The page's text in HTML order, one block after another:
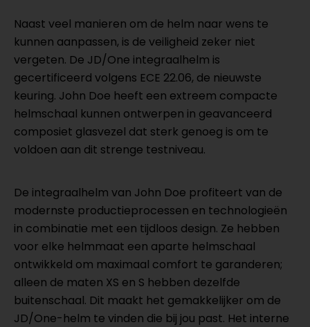
Naast veel manieren om de helm naar wens te
kunnen aanpassen, is de veiligheid zeker niet
vergeten. De JD/One integraalhelm is
gecertificeerd volgens ECE 22.06, de nieuwste
keuring. John Doe heeft een extreem compacte
helmschaal kunnen ontwerpen in geavanceerd
composiet glasvezel dat sterk genoeg is om te
voldoen aan dit strenge testniveau.
De integraalhelm van John Doe profiteert van de
modernste productieprocessen en technologieën
in combinatie met een tijdloos design. Ze hebben
voor elke helmmaat een aparte helmschaal
ontwikkeld om maximaal comfort te garanderen;
alleen de maten XS en S hebben dezelfde
buitenschaal. Dit maakt het gemakkelijker om de
JD/One-helm te vinden die bij jou past. Het interne